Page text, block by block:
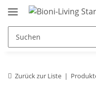
Zurück zur Liste